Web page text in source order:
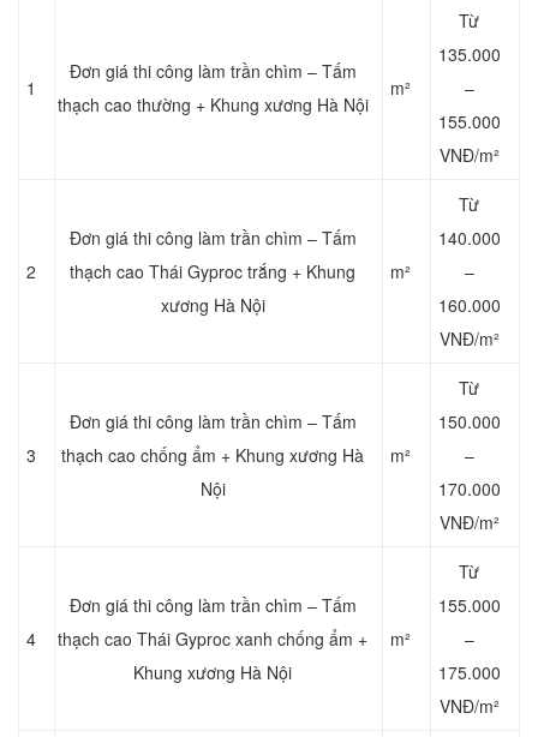
1
Đơn giá thi công làm trần chìm – Tấm
thạch cao thường + Khung xương Hà Nội
m²
Từ
135.000
–
155.000
VNĐ/m²
2
Đơn giá thi công làm trần chìm – Tấm
thạch cao Thái Gyproc trắng + Khung
xương Hà Nội
m²
Từ
140.000
–
160.000
VNĐ/m²
3
Đơn giá thi công làm trần chìm – Tấm
thạch cao chống ẩm + Khung xương Hà
Nội
m²
Từ
150.000
–
170.000
VNĐ/m²
4
Đơn giá thi công làm trần chìm – Tấm
thạch cao Thái Gyproc xanh chống ẩm +
Khung xương Hà Nội
m²
Từ
155.000
–
175.000
VNĐ/m²